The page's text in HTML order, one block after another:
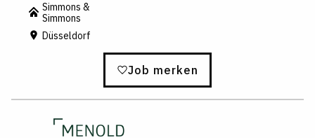
Simmons &
Simmons
Düsseldorf
Job merken